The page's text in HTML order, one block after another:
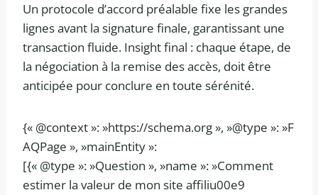
Un protocole d’accord préalable fixe les grandes
lignes avant la signature finale, garantissant une
transaction fluide. Insight final : chaque étape, de
la négociation à la remise des accès, doit être
anticipée pour conclure en toute sérénité.
{« @context »: »https://schema.org », »@type »: »F
AQPage », »mainEntity »:
[{« @type »: »Question », »name »: »Comment
estimer la valeur de mon site affiliu00e9